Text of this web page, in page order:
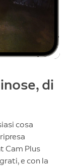
di
cosa
Cam Plus
e con la